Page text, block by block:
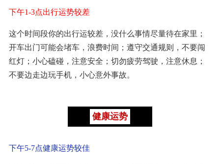
下午1-3点出行运势较差
这个时间段你的出行运较差，没什么事情尽量待在家里；
开车出门可能会堵车，浪费时间；遵守交通规则，不要闯
红灯；小心磕碰，注意安全；切勿疲劳驾驶，注意休息；
不要边走边玩手机，小心意外事故。
健康运势
下午5-7点健康运势较佳